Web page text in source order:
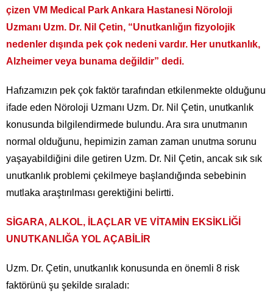
çizen VM Medical Park Ankara Hastanesi Nöroloji
Uzmanı Uzm. Dr. Nil Çetin, “Unutkanlığın fizyolojik
nedenler dışında pek çok nedeni vardır. Her unutkanlık,
Alzheimer veya bunama değildir” dedi.
Hafızamızın pek çok faktör tarafından etkilenmekte olduğunu
ifade eden Nöroloji Uzmanı Uzm. Dr. Nil Çetin, unutkanlık
konusunda bilgilendirmede bulundu. Ara sıra unutmanın
normal olduğunu, hepimizin zaman zaman unutma sorunu
yaşayabildiğini dile getiren Uzm. Dr. Nil Çetin, ancak sık sık
unutkanlık problemi çekilmeye başlandığında sebebinin
mutlaka araştırılması gerektiğini belirtti.
SİGARA, ALKOL, İLAÇLAR VE VİTAMİN EKSİKLİĞİ
UNUTKANLIĞA YOL AÇABİLİR
Uzm. Dr. Çetin, unutkanlık konusunda en önemli 8 risk
faktörünü şu şekilde sıraladı: